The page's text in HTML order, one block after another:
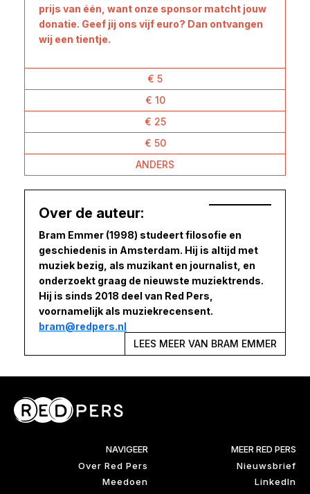
prijs van één, want onze sponsor matcht jouw
donatie. Geef jij ons vijf euro? Dan ontvangen
wij een tientje.
€ 5
€ 10
€ 25
€ 50
ANDERS
Over de auteur:
Bram Emmer (1998) studeert filosofie en
geschiedenis in Amsterdam. Hij is altijd met
muziek bezig, als muzikant en journalist, en
onderzoekt graag de nieuwste muziektrends.
Hij is sinds 2018 deel van Red Pers,
voornamelijk als muziekrecensent.
bram@redpers.nl
LEES MEER VAN BRAM EMMER
NAVIGEER
Over Red Pers
Meedoen
MEER RED PERS
Nieuwsbrief
LinkedIn